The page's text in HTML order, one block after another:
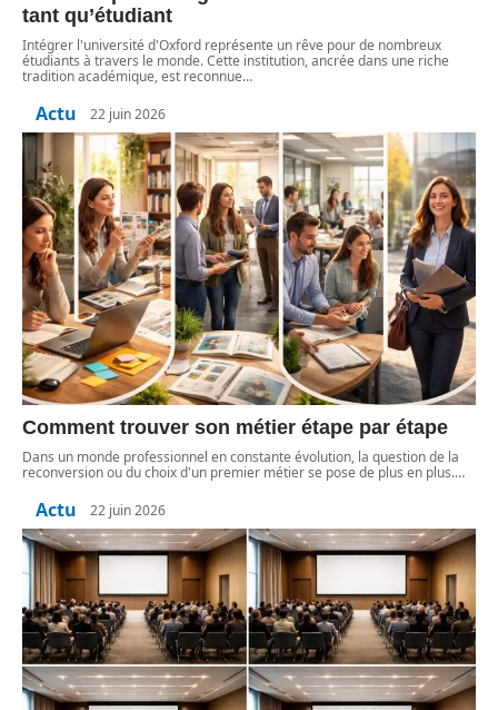
tant qu’étudiant
Intégrer l'université d'Oxford représente un rêve pour de nombreux
étudiants à travers le monde. Cette institution, ancrée dans une riche
tradition académique, est reconnue…
Actu 22 juin 2026
Comment trouver son métier étape par étape
Dans un monde professionnel en constante évolution, la question de la
reconversion ou du choix d'un premier métier se pose de plus en plus.…
Actu 22 juin 2026